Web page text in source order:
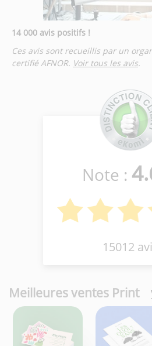
14 000 avis positifs !
Ces avis sont recueillis par un
certifié AFNOR. Voir tous les avis.
Note :
15012
Meilleures ventes Print